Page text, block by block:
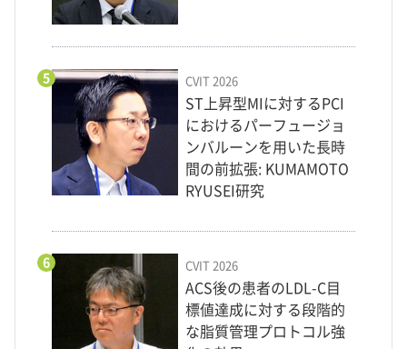
5 CVIT 2026
ST上昇型MIに対するPCI
におけるパーフュージョ
ンバルーンを用いた長時
間の前拡張: KUMAMOTO
RYUSEI研究
6 CVIT 2026
ACS後の患者のLDL-C目
標値達成に対する段階的
な脂質管理プロトコル強